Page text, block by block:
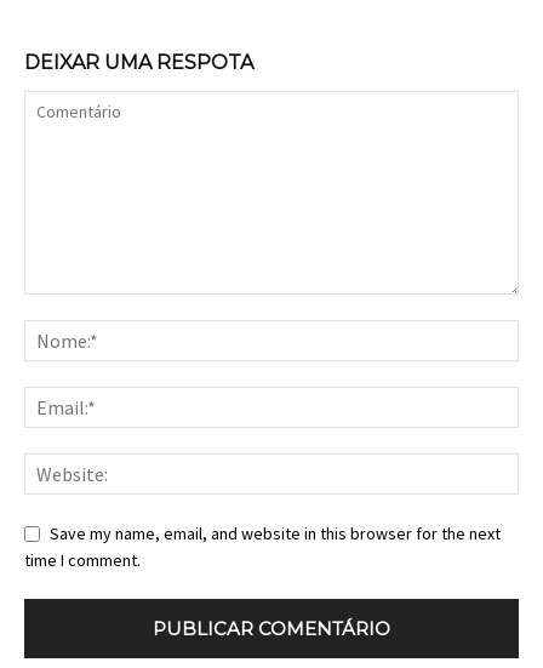
DEIXAR UMA RESPOTA
Save my name, email, and website in this browser for the next
time I comment.